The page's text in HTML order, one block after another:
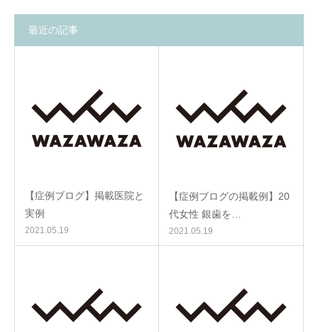
最近の記事
【症例ブログ】掲載医院と
実例
2021.05.19
【症例ブログの掲載例】20
代女性 銀歯を…
2021.05.19